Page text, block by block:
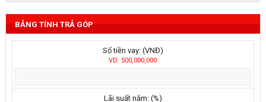
BẢNG TÍNH TRẢ GÓP
Số tiền vay: (VNĐ)
VD: 500,000,000
Lãi suất năm: (%)